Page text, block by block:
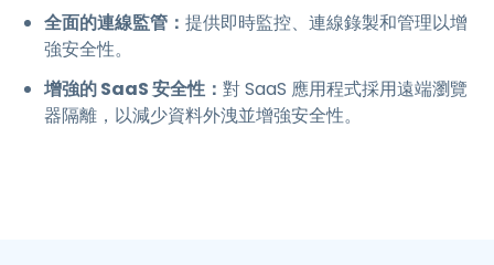
全面的連線監管： 提供即時監控、連線錄製和管理以增
強安全性。
增強的 SaaS 安全性： 對 SaaS 應用程式採用遠端瀏覽
器隔離，以減少資料外洩並增強安全性。